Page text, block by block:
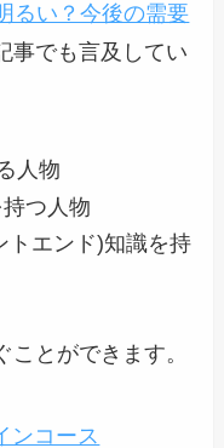
るい？今後の需要
事でも言及してい
人物
つ人物
トエンド)知識を持
とができます。
ンコース